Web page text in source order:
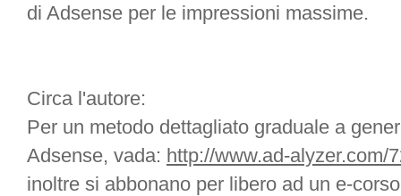
di Adsense per le impressioni massime.
Circa l'autore:
Per un metodo dettagliato graduale a
Adsense, vada: http://www.ad-alyzer.com/
inoltre si abbonano per libero ad un e-